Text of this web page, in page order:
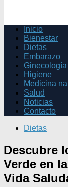
Inicio
Bienestar
Dietas
Embarazo
Ginecología
Higiene
Medicina
Salud
Noticias
Contacto
Dietas
Descubre
Verde en
Vida